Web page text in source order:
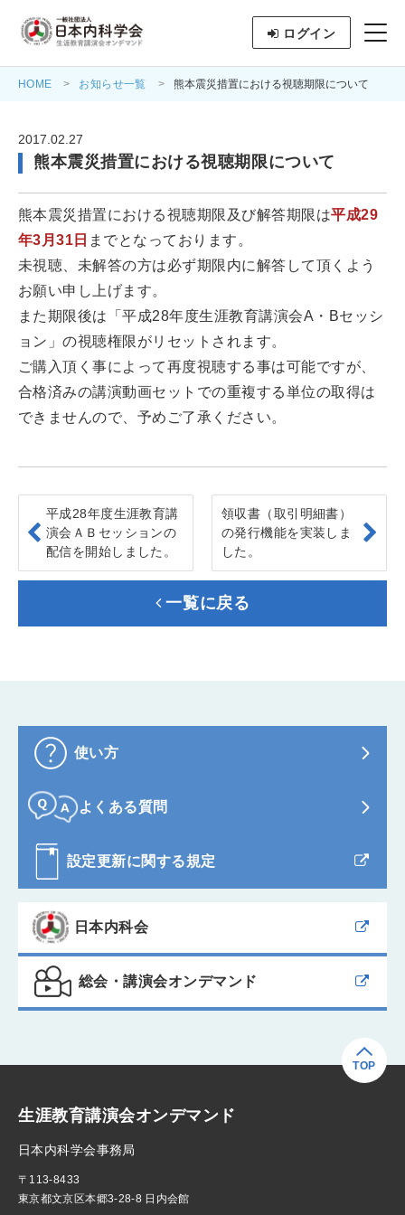
ログイン
HOME お知らせ一覧 熊本震災措置における視聴期限について
2017.02.27
熊本震災措置における視聴期限について
熊本震災措置における視聴期限及び解答期限は平成29
年3月31日 までとなっております。
未視聴、未解答の方は必ず期限内に解答して頂くよう
お願い申し上げます。
また期限後は「平成28年度生涯教育講演会A・Bセッシ
ョン」の視聴権限がリセットされます。
ご購入頂く事によって再度視聴する事は可能ですが、
合格済みの講演動画セットでの重複する単位の取得は
できませんので、予めご了承ください。
平成28年度生涯教育講
演会ＡＢセッションの
配信を開始しました。
領収書（取引明細書）
の発行機能を実装しま
した。
一覧に戻る
使い方
よくある質問
設定更新に関する規定
日本内科会
総会・講演会オンデマンド
TOP
生涯教育講演会オンデマンド
日本内科学会事務局
〒113-8433
東京都文京区本郷3-28-8 日内会館